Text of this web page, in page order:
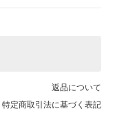
返品について
特定商取引法に基づく表記